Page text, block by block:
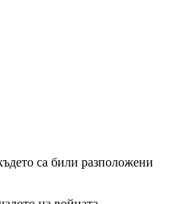
са били разположени